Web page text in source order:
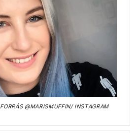
FORRÁS@MARISMUFFIN/ INSTAGRAM